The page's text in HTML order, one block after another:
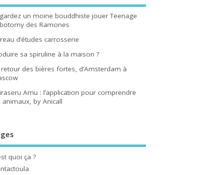
un moine bouddhiste jouer Teenage
des Ramones
d’études carrosserie
sa spiruline à la maison ?
retour des bières fortes, d’Amsterdam à
Amu : l’application pour comprendre
animaux, by Anicall
quoi ça ?